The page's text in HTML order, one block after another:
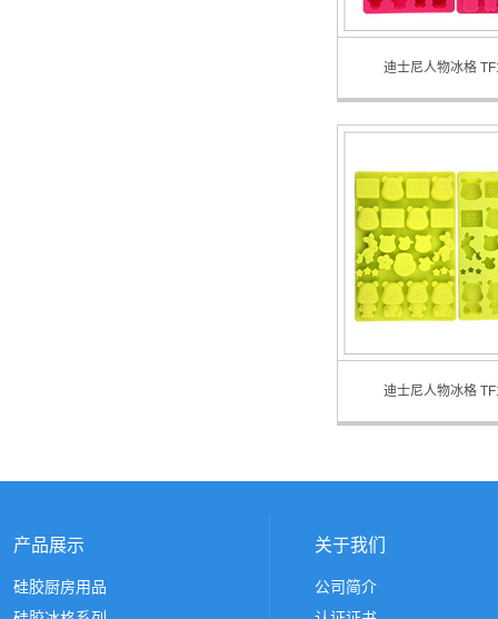
迪士尼人物冰格
Disney Character Ice Tray
迪士尼人物冰格
产品展示
硅胶厨房用品
关于我们
公司简介